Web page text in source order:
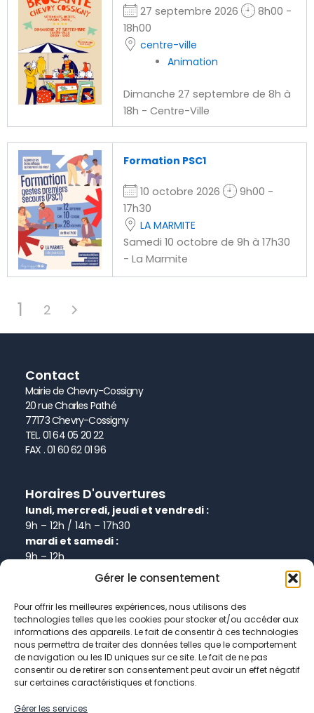
Gérer le consentement
Pour offrir les meilleures expériences, nous utilisons des
technologies telles que les cookies pour stocker et/ou accéder aux
informations des appareils. Le fait de consentir à ces technologies
nous permettra de traiter des données telles que le comportement
de navigation ou les ID uniques sur ce site. Le fait de ne pas
consentir ou de retirer son consentement peut avoir un effet négatif
sur certaines caractéristiques et fonctions.
Gérer les services
27 septembre 2026
8h00 -
18h00
centre-ville
Animation
Dimanche 27 septembre de 8h à
18h - Centre-Ville
Formation PSC1
10 octobre 2026
9h00 -
17h30
LA MARMITE
Samedi 10 octobre de 9h à 17h30
- La Marmite
1 2
Contact
Mairie de Chevry-Cossigny
20 rue Charles Pathé
77173 Chevry-Cossigny
TEL. 01 64 05 20 22
FAX . 01 60 62 01 96
Horaires D'ouvertures
lundi, mercredi, jeudi et vendredi :
9h – 12h / 14h – 17h30
mardi et samedi :
9h – 12h
Informations
Plan de site
Politique de confidentialité
Politique de cookies
Données personnelles